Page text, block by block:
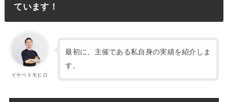
ています！
イケベトモヒロ
最初に、主催である私自身の実績を紹介しま
す。